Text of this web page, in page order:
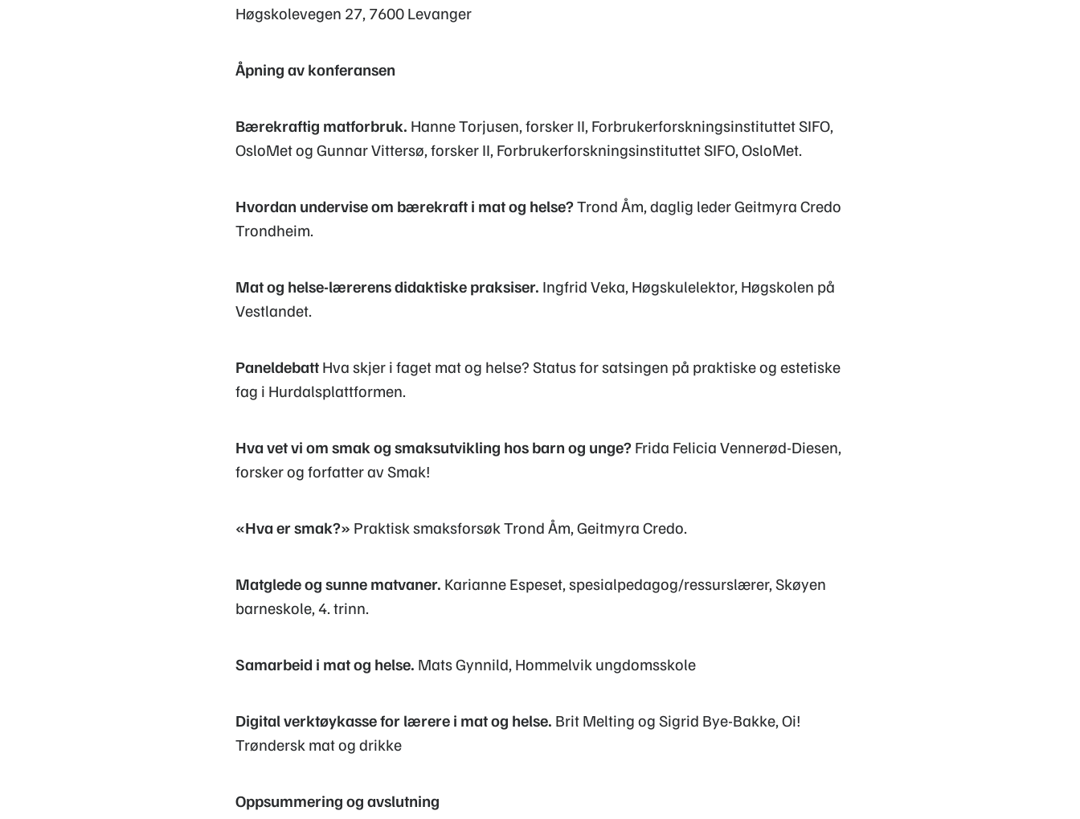
Høgskolevegen 27, 7600 Levanger
Åpning av konferansen
Bærekraftig matforbruk. Hanne Torjusen, forsker II, Forbrukerforskningsinstituttet SIFO,
OsloMet og Gunnar Vittersø, forsker II, Forbrukerforskningsinstituttet SIFO, OsloMet.
Hvordan undervise om bærekraft i mat og helse?Trond Åm, daglig leder Geitmyra Credo
Trondheim.
Mat og helse-lærerens didaktiske praksiser. Ingfrid Veka, Høgskulelektor, Høgskolen på
Vestlandet.
PaneldebattHva skjer i faget mat og helse? Status for satsingen på praktiske og estetiske
fag i Hurdalsplattformen.
Hva vet vi om smak og smaksutvikling hos barn og unge?Frida Felicia Vennerød-Diesen,
forsker og forfatter av Smak!
«Hva er smak?» Praktisk smaksforsøk Trond Åm, Geitmyra Credo.
Matglede og sunne matvaner. Karianne Espeset, spesialpedagog/ressurslærer, Skøyen
barneskole, 4. trinn.
Samarbeid i mat og helse. Mats Gynnild, Hommelvik ungdomsskole
Digital verktøykasse for lærere i mat og helse. Brit Melting og Sigrid Bye-Bakke, Oi!
Trøndersk mat og drikke
Oppsummering og avslutning